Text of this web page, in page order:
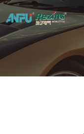
TOYOTA